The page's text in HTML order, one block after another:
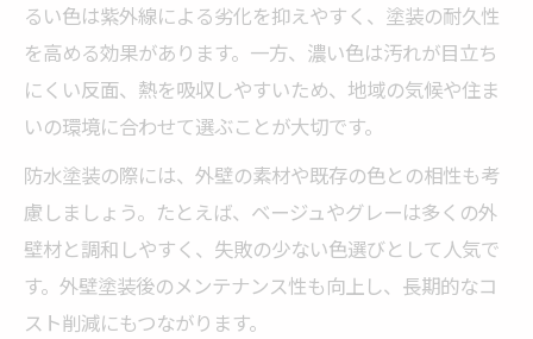
るい色は紫外線による劣化を抑えやすく、塗装の耐久性
を高める効果があります。一方、濃い色は汚れが目立ち
にくい反面、熱を吸収しやすいため、地域の気候や住ま
いの環境に合わせて選ぶことが大切です。
防水塗装の際には、外壁の素材や既存の色との相性も考
慮しましょう。たとえば、ベージュやグレーは多くの外
壁材と調和しやすく、失敗の少ない色選びとして人気で
す。外壁塗装後のメンテナンス性も向上し、長期的なコ
スト削減にもつながります。